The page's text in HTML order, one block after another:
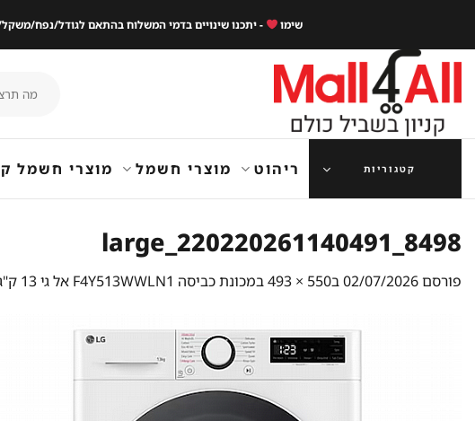
content
שימו - יתכנו שינויים בדמי המשלוח בהתאם לגודל/נפח/
עבור:
קטגוריות ריהוט מוצרי חשמל מוצרי חשמל
8498_220220261140491_large
פורסם02/07/2026ב550 × 493 במכונת כביסה F4Y513WWLN1 אל גי ‏13 ‏ק"ג בהנעה ישירה 1,400 סל"ד | TURBO WASH